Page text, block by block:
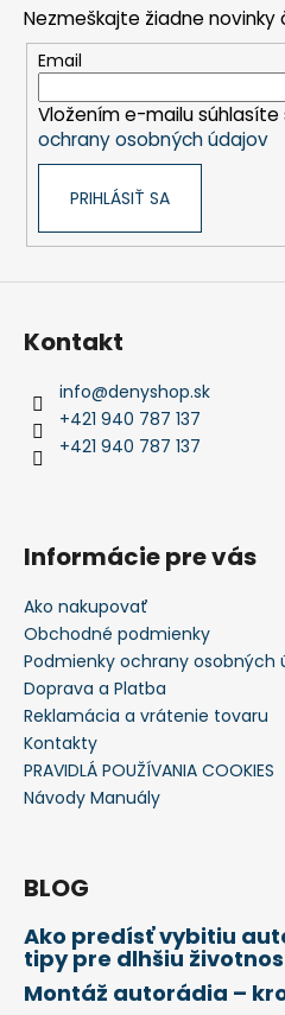
Nezmeškajte žiadne novinky
Email
Vložením e-mailu súhlasíte
ochrany osobných údajov
PRIHLÁSIŤ SA
Kontakt
info@denyshop.sk
+421 940 787 137
+421 940 787 137
Informácie pre vás
Ako nakupovať
Obchodné podmienky
Podmienky ochrany osobných
Doprava a Platba
Reklamácia a vrátenie tovaru
Kontakty
PRAVIDLÁ POUŽÍVANIA COOKIES
Návody Manuály
BLOG
Ako predísť vybitiu
tipy pre dlhšiu
Montáž autorádia –